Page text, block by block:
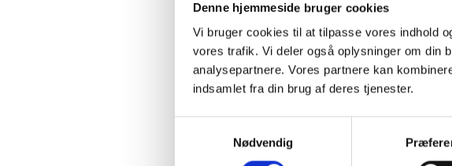
Denne hjemmeside bruger cookies
Vi bruger cookies til at tilpasse vores indhold
vores trafik. Vi deler også oplysninger om din
analysepartnere. Vores partnere kan
indsamlet fra din brug af deres tjenester.
Nødvendig
De studerende har
sundhedsydelser og
Reduktioner i forbrug ses
befolkningen.